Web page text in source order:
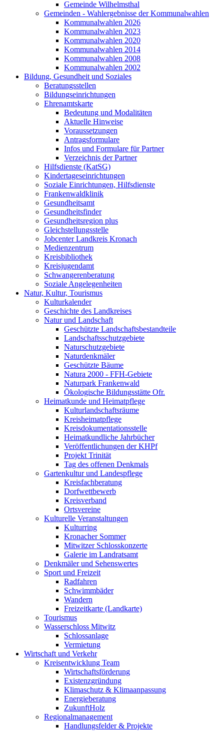
Gemeinde Wilhelmsthal
Gemeinden - Wahlergebnisse der Kommunalwahlen
Kommunalwahlen 2026
Kommunalwahlen 2023
Kommunalwahlen 2020
Kommunalwahlen 2014
Kommunalwahlen 2008
Kommunalwahlen 2002
Bildung, Gesundheit und Soziales
Beratungsstellen
Bildungseinrichtungen
Ehrenamtskarte
Bedeutung und Modalitäten
Aktuelle Hinweise
Voraussetzungen
Antragsformulare
Infos und Formulare für Partner
Verzeichnis der Partner
Hilfsdienste (KatSG)
Kindertageseinrichtungen
Soziale Einrichtungen, Hilfsdienste
Frankenwaldklinik
Gesundheitsamt
Gesundheitsfinder
Gesundheitsregion plus
Gleichstellungsstelle
Jobcenter Landkreis Kronach
Medienzentrum
Kreisbibliothek
Kreisjugendamt
Schwangerenberatung
Soziale Angelegenheiten
Natur, Kultur, Tourismus
Kulturkalender
Geschichte des Landkreises
Natur und Landschaft
Geschützte Landschaftsbestandteile
Landschaftsschutzgebiete
Naturschutzgebiete
Naturdenkmäler
Geschützte Bäume
Natura 2000 - FFH-Gebiete
Naturpark Frankenwald
Ökologische Bildungsstätte Ofr.
Heimatkunde und Heimatpflege
Kulturlandschaftsräume
Kreisheimatpflege
Kreisdokumentationsstelle
Heimatkundliche Jahrbücher
Veröffentlichungen der KHPf
Projekt Trinität
Tag des offenen Denkmals
Gartenkultur und Landespflege
Kreisfachberatung
Dorfwettbewerb
Kreisverband
Ortsvereine
Kulturelle Veranstaltungen
Kulturring
Kronacher Sommer
Mitwitzer Schlosskonzerte
Galerie im Landratsamt
Denkmäler und Sehenswertes
Sport und Freizeit
Radfahren
Schwimmbäder
Wandern
Freizeitkarte (Landkarte)
Tourismus
Wasserschloss Mitwitz
Schlossanlage
Vermietung
Wirtschaft und Verkehr
Kreisentwicklung Team
Wirtschaftsförderung
Existenzgründung
Klimaschutz & Klimaanpassung
Energieberatung
ZukunftHolz
Regionalmanagement
Handlungsfelder & Projekte